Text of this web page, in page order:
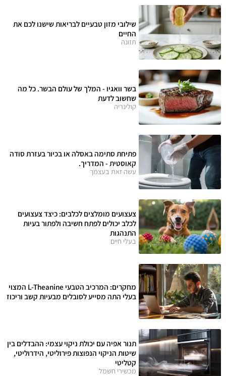
שילובי מזון טבעיים לבריאות שישנו לכם את
החיים
תזונה
בשר וואגיו - המלך של עולם הבשר. כל מה
שחשוב לדעת
קולינריה
פתיחת סתימה באסלה או בכיור בעזרת סודה
קאוסטית - המדריך.
עשה זאת בעצמך
צעצועים מומלצים לכלבים: כיצד צעצועים
לכלב יכולים לפתח חשיבה ולפתור בעיות
התנהגות
בעלי חיים
מחקרים: המרכיב הטבעי L-Theanine המצוי
בעלי התה מסייע לסובלים מבעיות קשב וריכוז
תנור אפיה עם יכולת ניקוי עצמי: ההבדלים בין
שיטות הניקוי הנפוצות פירוליטי, הידרוליטי,
קטליטי
מכשירי חשמל